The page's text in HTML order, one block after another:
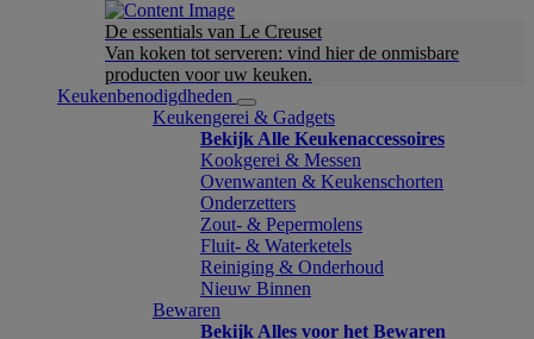
De essentials van Le Creuset
Van koken tot serveren: vind hier de onmisbare
producten voor uw keuken.
Keukenbenodigdheden
Keukengerei & Gadgets
Bekijk Alle Keukenaccessoires
Kookgerei & Messen
Ovenwanten & Keukenschorten
Onderzetters
Zout- & Pepermolens
Fluit- & Waterketels
Reiniging & Onderhoud
Nieuw Binnen
Bewaren
Bekijk Alles voor het Bewaren